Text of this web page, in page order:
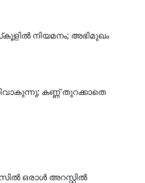
നിയമനം; അഭിമുഖം
കണ്ണ് തുറക്കാതെ
ഒരാൾ അറസ്റ്റിൽ